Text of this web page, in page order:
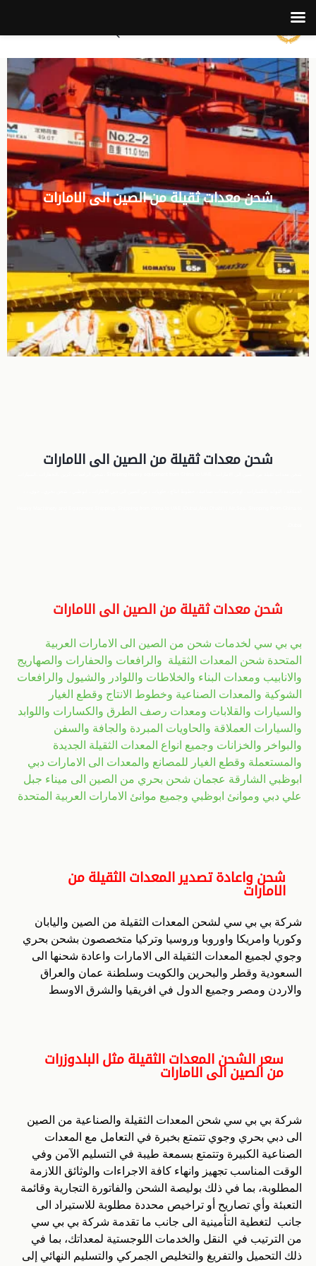
شحن معدات ثقيلة من الصين الى الامارات
شحن معدات ثقيلة من الصين الى الامارات
شحن معدات ثقيلة من الصين الى الامارات
بي بي سي لخدمات شحن من الصين الى الامارات العربية
المتحدة شحن المعدات الثقيلة والرافعات والحفارات والصهاريج
والانابيب ومعدات البناء والخلاطات واللوادر والشيول والرافعات
الشوكية والمعدات الصناعية وخطوط الانتاج وقطع الغيار
والسيارات والقلابات ومعدات رصف الطرق والكسارات واللوابد
والسيارات العملاقة والحاويات المبردة والجافة والسفن
والبواخر والخزانات وجميع انواع المعدات الثقيلة الجديدة
والمستعملة وقطع الغيار للمصانع والمعدات الى الامارات دبي
ابوظبي الشارقة عجمان شحن بحري من الصين الى ميناء جبل
علي دبي وموانئ ابوظبي وجميع موانئ الامارات العربية المتحدة
شحن واعادة تصدير المعدات الثقيلة من
الامارات
شركة بي بي سي لشحن المعدات الثقيلة من الصين واليابان
وكوريا وامريكا واوروبا وروسيا وتركيا متخصصون بشحن بحري
وجوي لجميع المعدات الثقيلة الى الامارات واعادة شحنها الى
السعودية وقطر والبحرين والكويت وسلطنة عمان والعراق
والاردن ومصر وجميع الدول في افريقيا والشرق الاوسط
سعر الشحن المعدات الثقيلة مثل البلدوزرات
من الصين الى الامارات
شركة بي بي سي شحن المعدات الثقيلة والصناعية من الصين
الى دبي بحري وجوي تتمتع بخبرة في التعامل مع المعدات
الصناعية الكبيرة وتتمتع بسمعة طيبة في التسليم الآمن وفي
الوقت المناسب تجهيز وانهاء كافة الاجراءات والوثائق اللازمة
المطلوبة، بما في ذلك بوليصة الشحن والفاتورة التجارية وقائمة
التعبئة وأي تصاريح أو تراخيص محددة مطلوبة للاستيراد الى
جانب لتغطية التأمينية الى جانب ما تقدمة شركة بي بي سي
من الترتيب في النقل والخدمات اللوجستية لمعداتك، بما في
ذلك التحميل والتفريغ والتخليص الجمركي والتسليم النهائي إلى